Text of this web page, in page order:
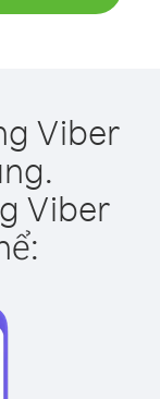
Viber
Viber